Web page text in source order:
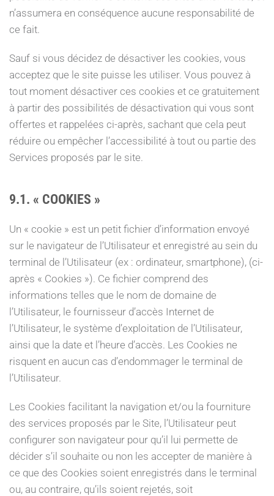
n’assumera en conséquence aucune responsabilité de
ce fait.
Sauf si vous décidez de désactiver les cookies, vous
acceptez que le site puisse les utiliser. Vous pouvez à
tout moment désactiver ces cookies et ce gratuitement
à partir des possibilités de désactivation qui vous sont
offertes et rappelées ci-après, sachant que cela peut
réduire ou empêcher l’accessibilité à tout ou partie des
Services proposés par le site.
9.1. « COOKIES »
Un « cookie » est un petit fichier d’information envoyé
sur le navigateur de l’Utilisateur et enregistré au sein du
terminal de l’Utilisateur (ex : ordinateur, smartphone), (ci-
après « Cookies »). Ce fichier comprend des
informations telles que le nom de domaine de
l’Utilisateur, le fournisseur d’accès Internet de
l’Utilisateur, le système d’exploitation de l’Utilisateur,
ainsi que la date et l’heure d’accès. Les Cookies ne
risquent en aucun cas d’endommager le terminal de
l’Utilisateur.
Les Cookies facilitant la navigation et/ou la fourniture
des services proposés par le Site, l’Utilisateur peut
configurer son navigateur pour qu’il lui permette de
décider s’il souhaite ou non les accepter de manière à
ce que des Cookies soient enregistrés dans le terminal
ou, au contraire, qu’ils soient rejetés, soit